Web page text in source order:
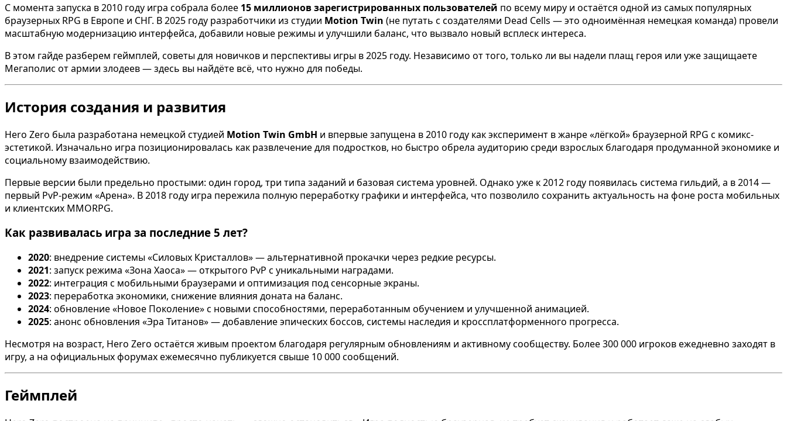
С момента запуска в 2010 году игра собрала более 15 миллионов зарегистрированных пользователей по всему миру и остаётся одной из самых популярных
браузерных RPG в Европе и СНГ. В 2025 году разработчики из студии Motion Twin (не путать с создателями Dead Cells — это одноимённая немецкая команда) провели
масштабную модернизацию интерфейса, добавили новые режимы и улучшили баланс, что вызвало новый всплеск интереса.
В этом гайде разберем геймплей, советы для новичков и перспективы игры в 2025 году. Независимо от того, только ли вы надели плащ героя или уже защищаете
Мегаполис от армии злодеев — здесь вы найдёте всё, что нужно для победы.
История создания и развития
Hero Zero была разработана немецкой студией Motion Twin GmbH и впервые запущена в 2010 году как эксперимент в жанре «лёгкой» браузерной RPG с комикс-
эстетикой. Изначально игра позиционировалась как развлечение для подростков, но быстро обрела аудиторию среди взрослых благодаря продуманной экономике и
социальному взаимодействию.
Первые версии были предельно простыми: один город, три типа заданий и базовая система уровней. Однако уже к 2012 году появилась система гильдий, а в 2014 —
первый PvP-режим «Арена». В 2018 году игра пережила полную переработку графики и интерфейса, что позволило сохранить актуальность на фоне роста мобильных
и клиентских MMORPG.
Как развивалась игра за последние 5 лет?
2020: внедрение системы «Силовых Кристаллов» — альтернативной прокачки через редкие ресурсы.
2021: запуск режима «Зона Хаоса» — открытого PvP с уникальными наградами.
2022: интеграция с мобильными браузерами и оптимизация под сенсорные экраны.
2023: переработка экономики, снижение влияния доната на баланс.
2024: обновление «Новое Поколение» с новыми способностями, переработанным обучением и улучшенной анимацией.
2025: анонс обновления «Эра Титанов» — добавление эпических боссов, системы наследия и кроссплатформенного прогресса.
Несмотря на возраст, Hero Zero остаётся живым проектом благодаря регулярным обновлениям и активному сообществу. Более 300 000 игроков ежедневно заходят в
игру, а на официальных форумах ежемесячно публикуется свыше 10 000 сообщений.
Геймплей